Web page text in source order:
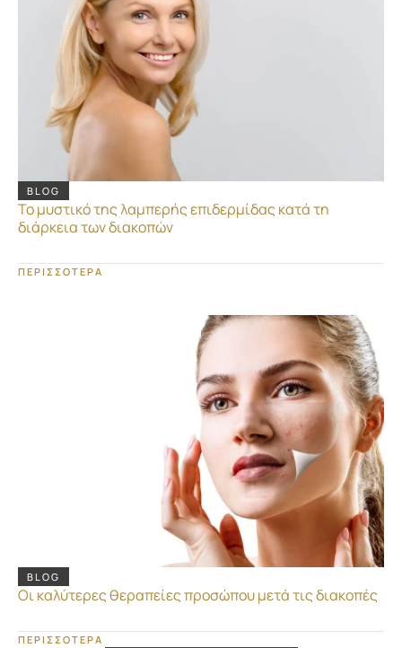
BLOG
Το μυστικό της λαμπερής επιδερμίδας κατά τη
διάρκεια των διακοπών
ΠΕΡΙΣΣΟΤΕΡΑ
BLOG
Οι καλύτερες θεραπείες προσώπου μετά τις διακοπές
ΠΕΡΙΣΣΟΤΕΡΑ